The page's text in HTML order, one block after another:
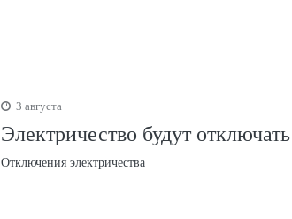
3 августа
Электричество будут
Отключения электричества